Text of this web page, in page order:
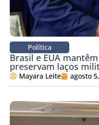
Política
Brasil e EUA
preservam laços
Mayara Leite agosto